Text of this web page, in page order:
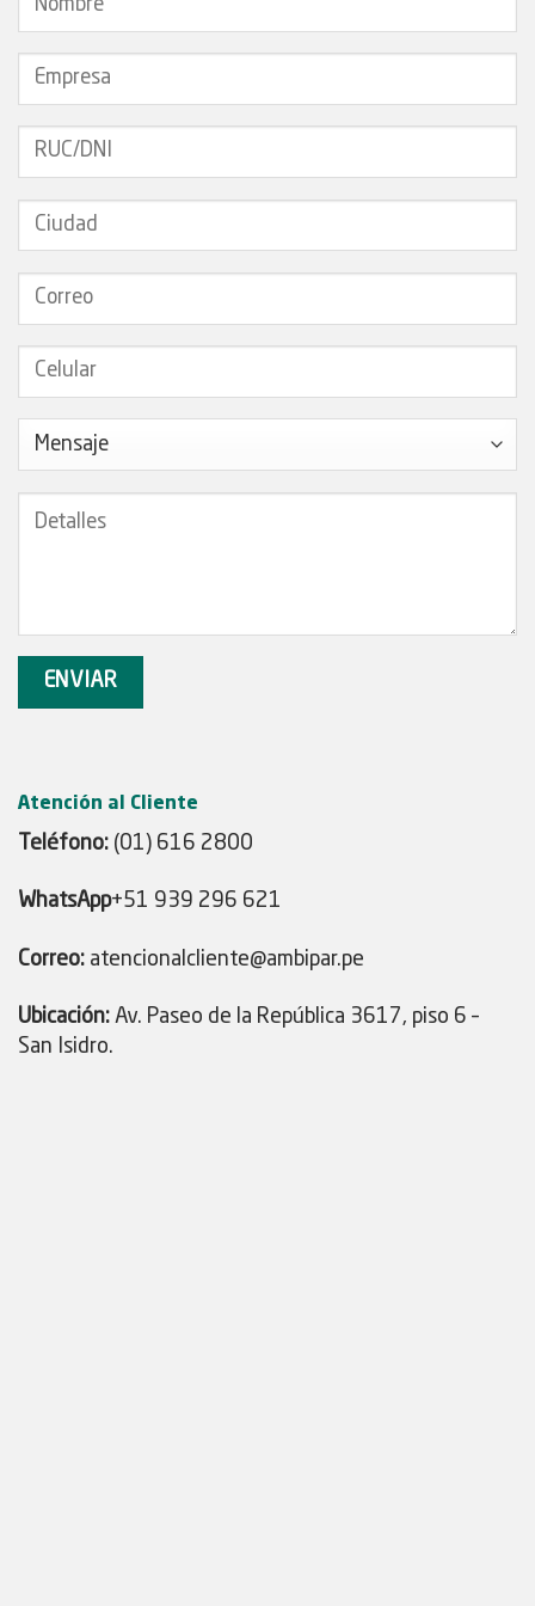
Atención al Cliente
Teléfono: (01) 616 2800
WhatsApp+51 939 296 621
Correo: atencionalcliente@ambipar.pe
Ubicación: Av. Paseo de la República 3617, piso 6 –
San Isidro.